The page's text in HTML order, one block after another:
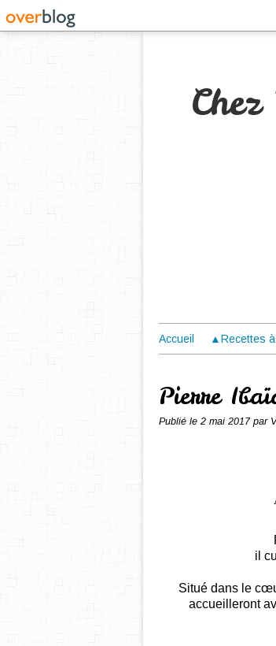
Accueil ▲Recettes
Pierre
Publié le 2 mai 2017 par
il
Situé dans le
accueilleront